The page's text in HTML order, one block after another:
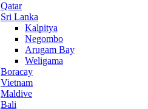
Qatar
Sri Lanka
Kalpitya
Negombo
Arugam Bay
Weligama
Boracay
Vietnam
Maldive
Bali